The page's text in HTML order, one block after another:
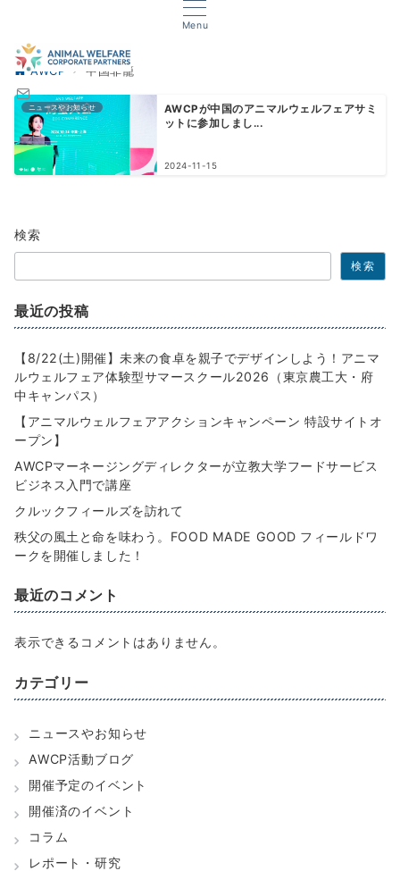
Menu
AWCP 中国非籠
ニュースやお知らせ
AWCPが中国のアニマルウェルフェアサミ
ットに参加しまし...
2024-11-15
検索
検索
最近の投稿
【8/22(土)開催】未来の食卓を親子でデザインしよう！アニマ
ルウェルフェア体験型サマースクール2026（東京農工大・府
中キャンパス）
【アニマルウェルフェアアクションキャンペーン 特設サイトオ
ープン】
AWCPマーネージングディレクターが立教大学フードサービス
ビジネス入門で講座
クルックフィールズを訪れて
秩父の風土と命を味わう。FOOD MADE GOOD フィールドワ
ークを開催しました！
最近のコメント
表示できるコメントはありません。
カテゴリー
ニュースやお知らせ
AWCP活動ブログ
開催予定のイベント
開催済のイベント
コラム
レポート・研究